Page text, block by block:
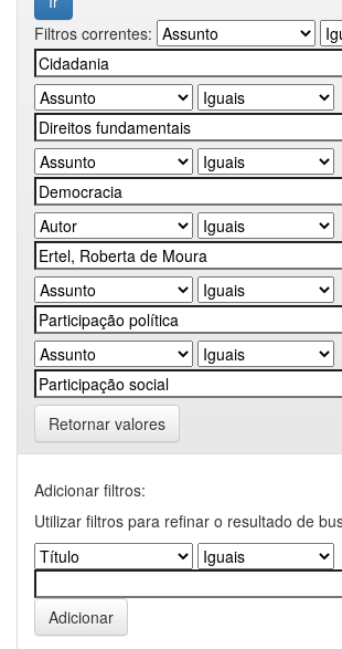
Filtros correntes:
Retornar valores
Adicionar filtros:
Utilizar filtros para refinar o resultado de